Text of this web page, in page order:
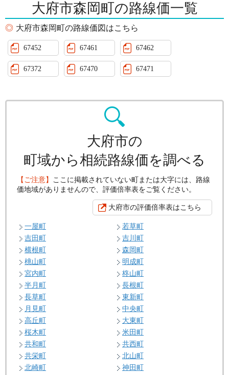
大府市森岡町の路線価一覧
大府市森岡町の路線価図はこちら
67452 67461 67462
67372 67470 67471
大府市の
町域から相続路線価を調べる
【ご注意】 ここに掲載されていない町または大字には、路線
価地域がありませんので、評価倍率表をご覧ください。
大府市の評価倍率表はこちら
一屋町
若草町
吉田町
吉川町
横根町
森岡町
桃山町
明成町
宮内町
柊山町
半月町
長根町
長草町
東新町
月見町
中央町
高丘町
大東町
桜木町
米田町
共和町
共西町
共栄町
北山町
北崎町
神田町